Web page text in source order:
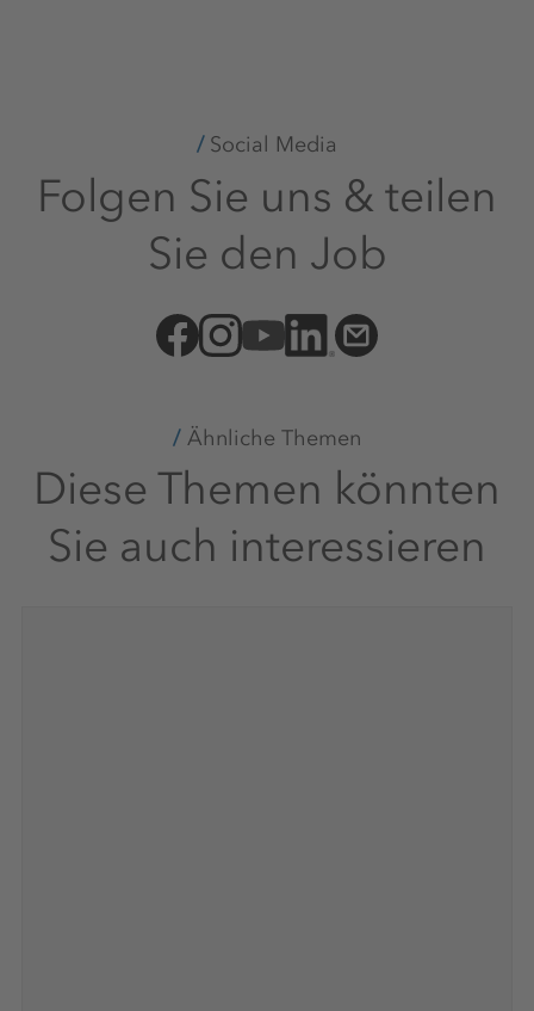
Social Media
Folgen Sie uns & teilen
Sie den Job
Ähnliche Themen
Diese Themen könnten
Sie auch interessieren